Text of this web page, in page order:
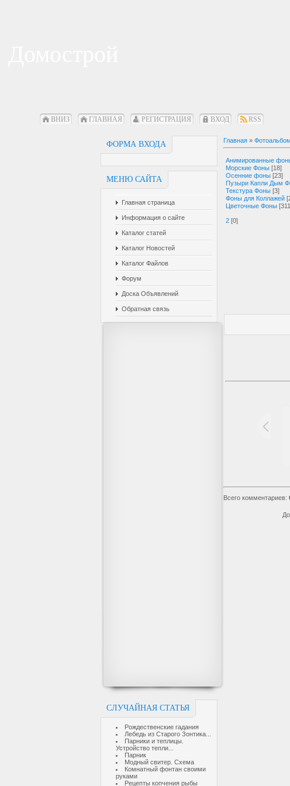
ВНИЗ ГЛАВНАЯ РЕГИСТРАЦИЯ ВХОД RSS
ФОРМА ВХОДА
МЕНЮ САЙТА
Главная страница
Информация о сайте
Каталог статей
Каталог Новостей
Каталог Файлов
Форум
Доска Объявлений
Обратная связь
СЛУЧАЙНАЯ СТАТЬЯ
Рождественские гадания
Лебедь из Старого Зонтика...
Парники и теплицы.
Устройство тепли...
Парник
Модный свитер. Схема
Комнатный фонтан своими
руками
Рецепты копчения рыбы
Главная » Фотоальбом
Анимированные
Морские Фоны [18]
Осенние фоны [23]
Пузыри Капли Дым
Текстура Фоны [3]
Фоны для Коллажей
Цветочные Фоны
2 [0]
Всего комментариев: